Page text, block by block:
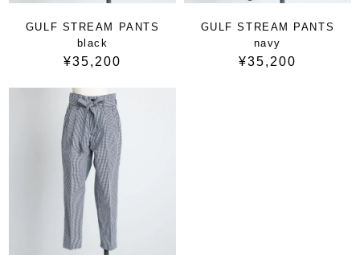
GULF STREAM PANTS
black
¥35,200
GULF STREAM PANTS
navy
¥35,200